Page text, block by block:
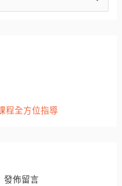
程全方位指導
發佈留言